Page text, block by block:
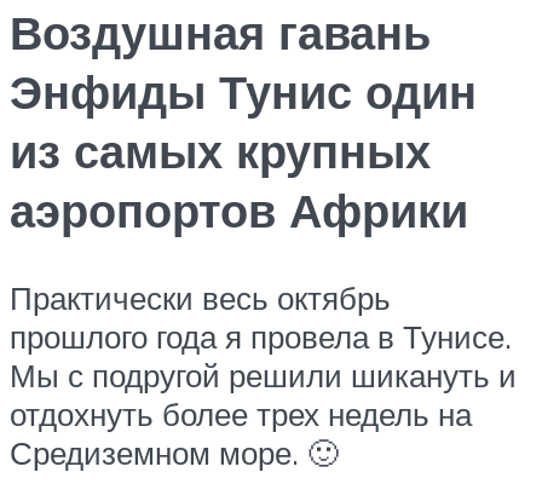
Воздушная гавань
Энфиды Тунис один
из самых крупных
аэропортов Африки
Практически весь октябрь
прошлого года я провела в Тунисе.
Мы с подругой решили шикануть и
отдохнуть более трех недель на
Средиземном море. 🙂